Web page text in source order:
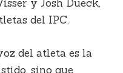
y Josh Dueck,
del IPC.
del atleta es la
sino que